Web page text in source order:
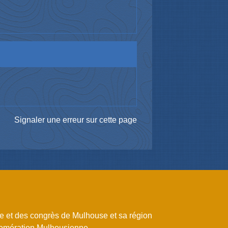
Signaler une erreur sur cette page
et des congrès de Mulhouse et sa région